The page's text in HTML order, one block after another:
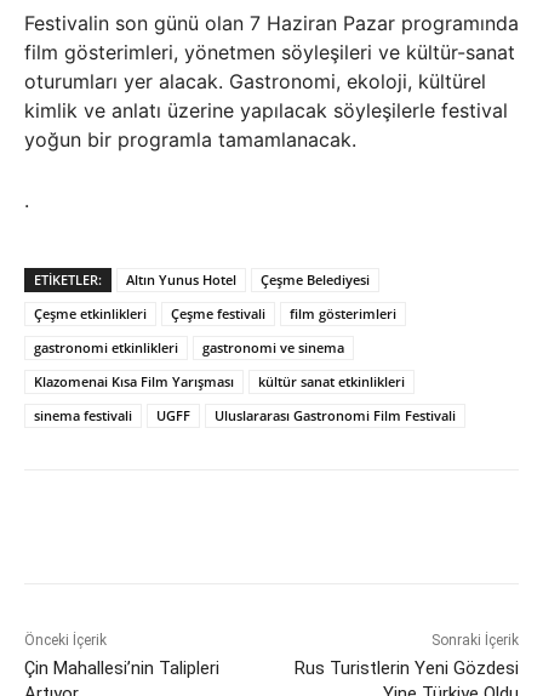
Festivalin son günü olan 7 Haziran Pazar programında
film gösterimleri, yönetmen söyleşileri ve kültür-sanat
oturumları yer alacak. Gastronomi, ekoloji, kültürel
kimlik ve anlatı üzerine yapılacak söyleşilerle festival
yoğun bir programla tamamlanacak.
.
ETIKETLER: Altın Yunus Hotel
Çeşme Belediyesi
Çeşme etkinlikleri
Çeşme festivali
film gösterimleri
gastronomi etkinlikleri
gastronomi ve sinema
Klazomenai Kısa Film Yarışması
kültür sanat etkinlikleri
sinema festivali
UGFF Uluslararası Gastronomi Film Festivali
Önceki İçerik
Çin Mahallesi’nin Talipleri
Sonraki İçerik
Rus Turistlerin Yeni Gözdesi